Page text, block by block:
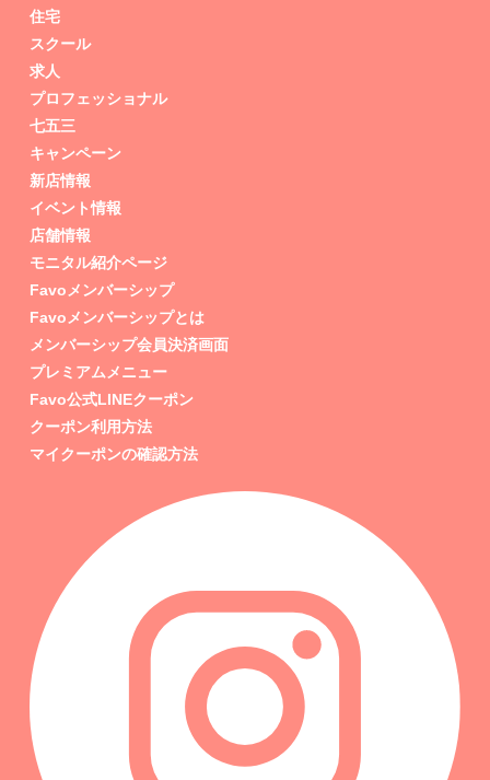
住宅
スクール
求人
プロフェッショナル
七五三
キャンペーン
新店情報
イベント情報
店舗情報
モニタル紹介ページ
Favoメンバーシップ
Favoメンバーシップとは
メンバーシップ会員決済画面
プレミアムメニュー
Favo公式LINEクーポン
クーポン利用方法
マイクーポンの確認方法